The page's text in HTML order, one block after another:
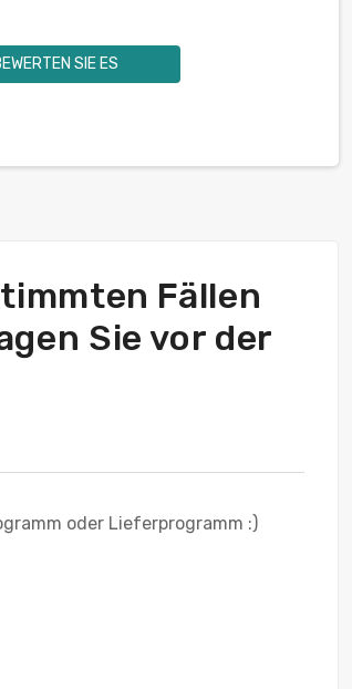
SIE ES
Fällen
Sie vor der
oder Lieferprogramm :)